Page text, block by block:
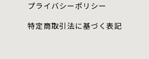
プライバシーポリシー
特定商取引法に基づく表記